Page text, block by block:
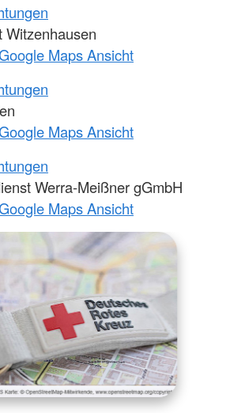
Witzenhausen
Maps Ansicht
Maps Ansicht
Werra-Meißner gGmbH
Maps Ansicht